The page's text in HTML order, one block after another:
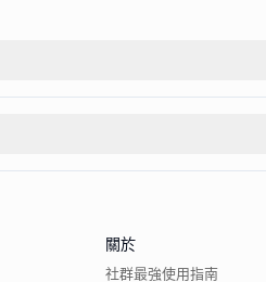
關於
社群最強使用指南